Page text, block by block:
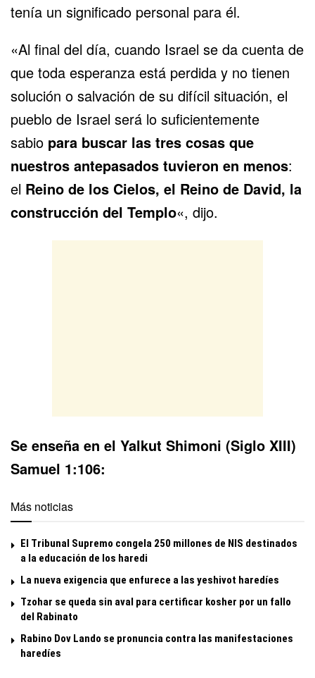
tenía un significado personal para él.
«Al final del día, cuando Israel se da cuenta de
que toda esperanza está perdida y no tienen
solución o salvación de su difícil situación, el
pueblo de Israel será lo suficientemente
sabio para buscar las tres cosas que
nuestros antepasados tuvieron en menos:
el Reino de los Cielos, el Reino de David, la
construcción del Templo«, dijo.
Se enseña en el Yalkut Shimoni (Siglo XIII)
Samuel 1:106:
Más noticias
El Tribunal Supremo congela 250 millones de NIS destinados
a la educación de los haredi
La nueva exigencia que enfurece a las yeshivot haredíes
Tzohar se queda sin aval para certificar kosher por un fallo
del Rabinato
Rabino Dov Lando se pronuncia contra las manifestaciones
haredíes